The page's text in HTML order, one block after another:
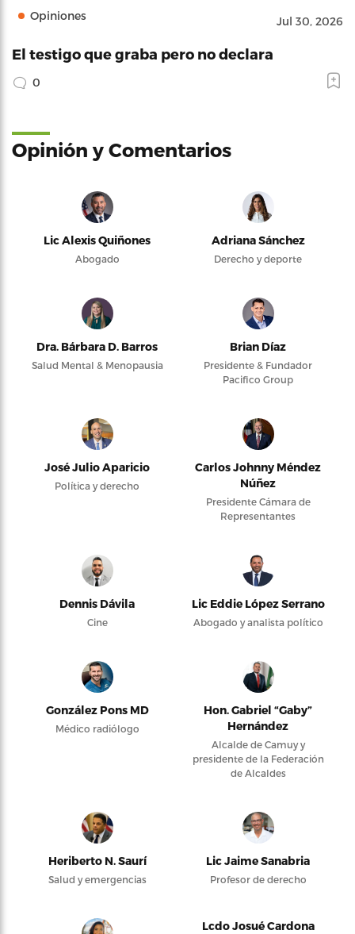
Opiniones Jul 30, 2026
El testigo que graba pero no declara
0
Opinión y Comentarios
Lic Alexis Quiñones
Abogado
Adriana Sánchez
Derecho y deporte
Dra. Bárbara D. Barros
Salud Mental & Menopausia
Brian Díaz
Presidente & Fundador
Pacifico Group
José Julio Aparicio
Política y derecho
Carlos Johnny Méndez
Núñez
Presidente Cámara de
Representantes
Dennis Dávila
Cine
Lic Eddie López Serrano
Abogado y analista político
González Pons MD
Médico radiólogo
Hon. Gabriel “Gaby”
Hernández
Alcalde de Camuy y
presidente de la Federación
de Alcaldes
Heriberto N. Saurí
Salud y emergencias
Lic Jaime Sanabria
Profesor de derecho
Lcdo Josué Cardona